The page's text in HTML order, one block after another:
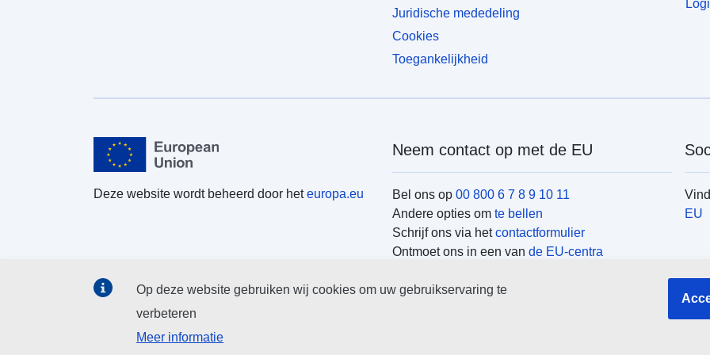
Juridische mededeling
Cookies
Toegankelijkheid
Deze website wordt beheerd door heteuropa.eu
Neem contact op met de EU
Bel ons op 00 800 6 7 8 9 10 11
Andere opties om te bellen
Schrijf ons via hetcontactformulier
Ontmoet ons in een van de EU-centra
EU
Op deze website gebruiken wij cookies om uw gebruikservaring te
verbeteren
Meer informatie